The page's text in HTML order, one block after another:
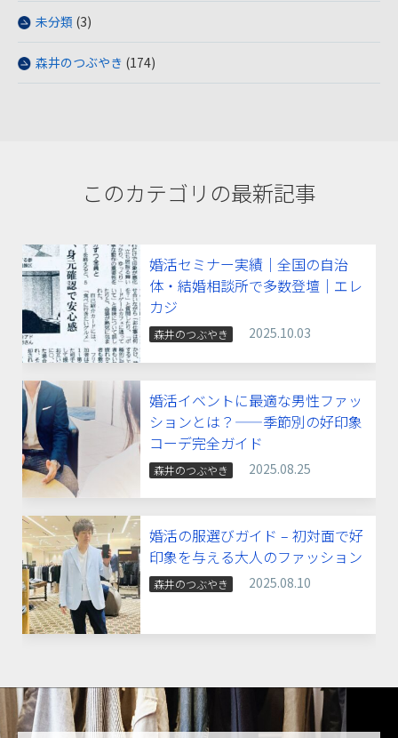
未分類 (3)
森井のつぶやき (174)
このカテゴリの最新記事
婚活セミナー実績｜全国の自治
体・結婚相談所で多数登壇｜エレ
カジ
森井のつぶやき 2025.10.03
婚活イベントに最適な男性ファッ
ションとは？——季節別の好印象
コーデ完全ガイド
森井のつぶやき 2025.08.25
婚活の服選びガイド – 初対面で好
印象を与える大人のファッション
森井のつぶやき 2025.08.10